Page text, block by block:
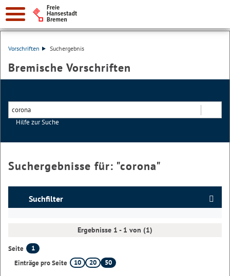
Vorschriften Suchergebnis
Bremische Vorschriften
Hilfe zur Suche
Suchergebnisse für: "corona"
Suchfilter
Ergebnisse 1 - 1 von (1)
Seite
1
Einträge pro Seite
10 20 50